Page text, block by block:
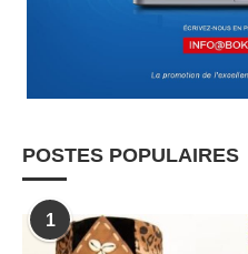
POSTES POPULAIRES
1